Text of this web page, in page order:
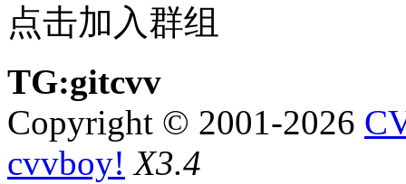
点击加入群组
TG:gitcvv
Copyright © 2001-2026
cvvboy! X3.4